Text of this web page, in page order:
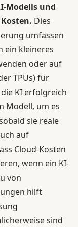
Modells und
Dies
umfassen
ein kleineres
oder auf
TPUs) für
KI erfolgreich
Modell, um es
sie reale
auf
Cloud-Kosten
wenn ein KI-
von
hilft
sind